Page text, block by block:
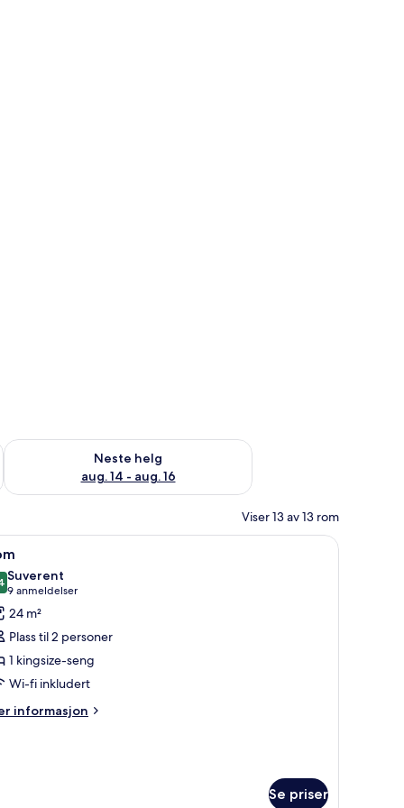
7 - aug. 9
Neste helg
aug. 14 - aug. 16
Sjekk tilgjengelighet for neste helg, aug. 14 - aug. 16
Viser 13 av 13 rom
skrivebord for bærbar PC Rom | Minibar (inkludert), safe på rommet
5
av 10
Suverent
9 anmeldelser
(9
anmeldelser)
24 m²
Plass til 2 personer
1 kingsize-seng
Wi-fi inkludert
informasjon
Se priser